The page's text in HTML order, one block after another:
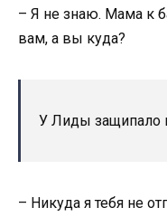
– Я не знаю. Мама к
вам, а вы куда?
У Лиды защипало
– Никуда я тебя не